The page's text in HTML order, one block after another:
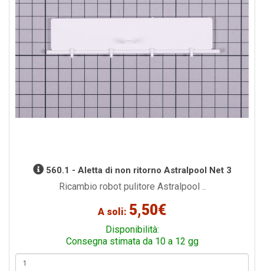
560.1 - Aletta di non ritorno Astralpool Net 3
Ricambio robot pulitore Astralpool ..
A soli: 5,50€
Disponibilità:
Consegna stimata da 10 a 12 gg